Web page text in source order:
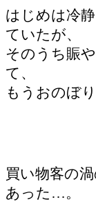
はじめは冷
ていたが、
そのうち賑
て、
もうおのぼ
買い物客の
あった…。